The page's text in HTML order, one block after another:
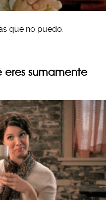
que no puedo.
eres sumamente